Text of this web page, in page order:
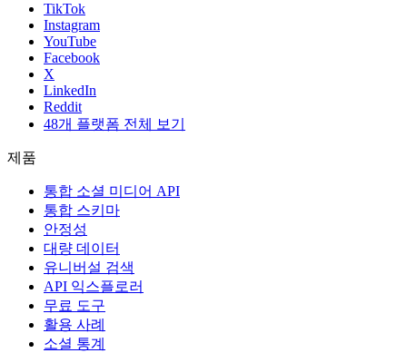
TikTok
Instagram
YouTube
Facebook
X
LinkedIn
Reddit
48개 플랫폼 전체 보기
제품
통합 소셜 미디어 API
통합 스키마
안정성
대량 데이터
유니버설 검색
API 익스플로러
무료 도구
활용 사례
소셜 통계